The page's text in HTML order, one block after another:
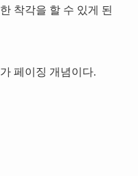
착각을 할 수 있게 된
페이징 개념이다.